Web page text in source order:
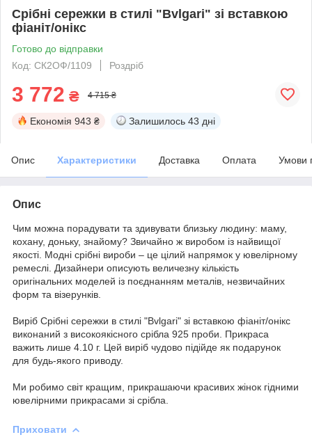
Срібні сережки в стилі "Bvlgari" зі вставкою
фіаніт/онікс
Готово до відправки
Код: СК2ОФ/1109
Роздріб
3 772 ₴ 4 715 ₴
Економія 943 ₴ Залишилось 43 дні
Опис Характеристики Доставка Оплата Умови
Опис
Чим можна порадувати та здивувати близьку людину: маму,
кохану, доньку, знайому? Звичайно ж виробом із найвищої
якості. Модні срібні вироби – це цілий напрямок у ювелірному
ремеслі. Дизайнери описують величезну кількість
оригінальних моделей із поєднанням металів, незвичайних
форм та візерунків.
Виріб Срібні сережки в стилі "Bvlgari" зі вставкою фіаніт/онікс
виконаний з високоякісного срібла 925 проби. Прикраса
важить лише 4.10 г. Цей виріб чудово підійде як подарунок
для будь-якого приводу.
Ми робимо світ кращим, прикрашаючи красивих жінок гідними
ювелірними прикрасами зі срібла.
Приховати